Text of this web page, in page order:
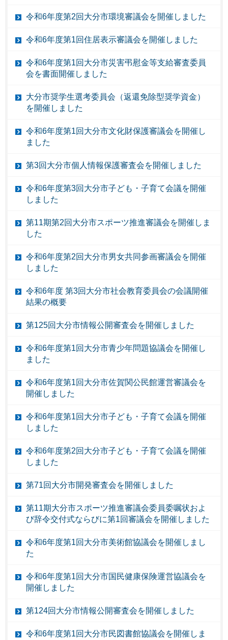
令和6年度第2回大分市環境審議会を開催しました
令和6年度第1回住居表示審議会を開催しました
令和6年度第1回大分市災害弔慰金等支給審査委員
会を書面開催しました
大分市奨学生選考委員会（返還免除型奨学資金）
を開催しました
令和6年度第1回大分市文化財保護審議会を開催し
ました
第3回大分市個人情報保護審査会を開催しました
令和6年度第3回大分市子ども・子育て会議を開催
しました
第11期第2回大分市スポーツ推進審議会を開催しま
した
令和6年度第2回大分市男女共同参画審議会を開催
しました
令和6年度 第3回大分市社会教育委員会の会議開催
結果の概要
第125回大分市情報公開審査会を開催しました
令和6年度第1回大分市青少年問題協議会を開催し
ました
令和6年度第1回大分市佐賀関公民館運営審議会を
開催しました
令和6年度第1回大分市子ども・子育て会議を開催
しました
令和6年度第2回大分市子ども・子育て会議を開催
しました
第71回大分市開発審査会を開催しました
第11期大分市スポーツ推進審議会委員委嘱状およ
び辞令交付式ならびに第1回審議会を開催しました
令和6年度第1回大分市美術館協議会を開催しまし
た
令和6年度第1回大分市国民健康保険運営協議会を
開催しました
第124回大分市情報公開審査会を開催しました
令和6年度第1回大分市民図書館協議会を開催しま